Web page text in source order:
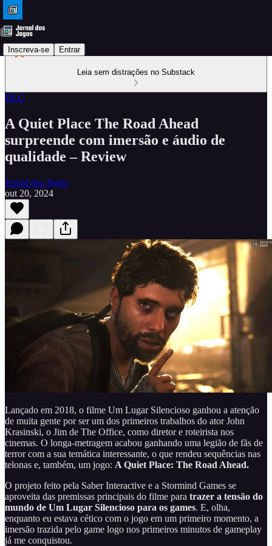
Inscreva-se Entrar
Leia sem distrações no Substack
DLC
A Quiet Place The Road Ahead
surpreende com imersão e áudio de
qualidade – Review
Jornal dos Jogos
out 20, 2024
Lançado em 2018, o filme Um Lugar Silencioso ganhou a atenção
de muita gente por ser um dos primeiros trabalhos do ator John
Krasinski, o Jim de The Office, como diretor e roteirista nos
cinemas. O longa-metragem acabou ganhando uma legião de fãs de
terror com a sua temática interessante, o que rendeu sequências nas
telonas e, também, um jogo: A Quiet Place: The Road Ahead.
O projeto feito pela Saber Interactive e a Stormind Games se
aproveita das premissas principais do filme para trazer a tensão do
mundo de Um Lugar Silencioso para os games. E, olha,
enquanto eu estava cético com o jogo em um primeiro momento, a
imersão trazida pelo game logo nos primeiros minutos de gameplay
já me conquistou.